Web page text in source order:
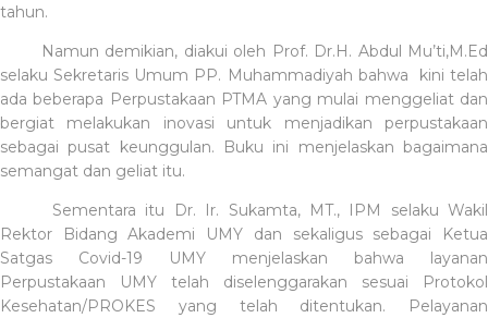
tahun.
Namun demikian, diakui oleh Prof. Dr.H. Abdul Mu’ti,M.Ed
selaku Sekretaris Umum PP. Muhammadiyah bahwa
kini telah
ada beberapa Perpustakaan PTMA yang mulai menggeliat dan
bergiat melakukan inovasi untuk menjadikan perpustakaan
sebagai pusat keunggulan. Buku ini menjelaskan bagaimana
semangat dan geliat itu.
Sementara itu Dr. Ir. Sukamta, MT., IPM selaku Wakil
Rektor Bidang Akademi UMY dan sekaligus sebagai Ketua
Satgas Covid-19 UMY menjelaskan bahwa layanan
Perpustakaan UMY telah diselenggarakan sesuai Protokol
Kesehatan/PROKES yang telah ditentukan. Pelayanan